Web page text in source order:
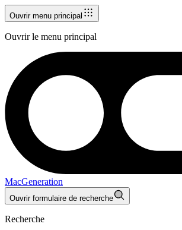
Ouvrir menu principal
Ouvrir le menu principal
MacGeneration
Ouvrir formulaire de recherche
Recherche